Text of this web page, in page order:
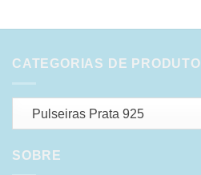
CATEGORIAS DE PRODUTO
Pulseiras Prata 925
SOBRE